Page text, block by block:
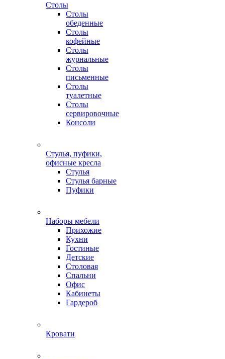
Столы
Столы
обеденные
Столы
кофейные
Столы
журнальные
Столы
письменные
Столы
туалетные
Столы
сервировочные
Консоли
Стулья, пуфики,
офисные кресла
Стулья
Стулья барные
Пуфики
Наборы мебели
Прихожие
Кухни
Гостиные
Детские
Столовая
Спальни
Офис
Кабинеты
Гардероб
Кровати